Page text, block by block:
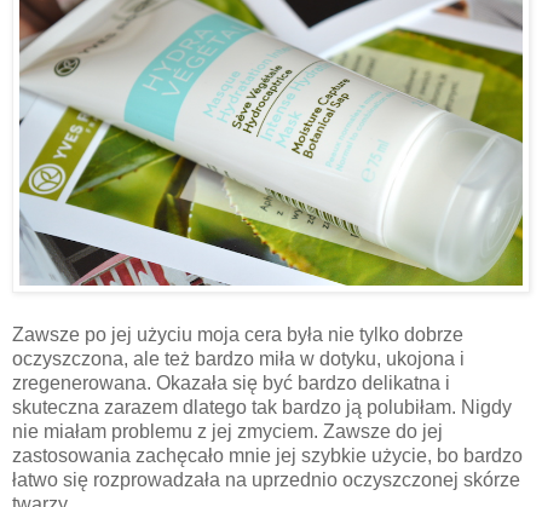
Zawsze po jej użyciu moja cera była nie tylko dobrze
oczyszczona, ale też bardzo miła w dotyku, ukojona i
zregenerowana. Okazała się być bardzo delikatna i
skuteczna zarazem dlatego tak bardzo ją polubiłam. Nigdy
nie miałam problemu z jej zmyciem. Zawsze do jej
zastosowania zachęcało mnie jej szybkie użycie, bo bardzo
łatwo się rozprowadzała na uprzednio oczyszczonej skórze